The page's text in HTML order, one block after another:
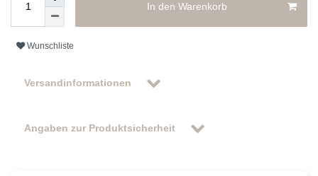
In den Warenkorb
Wunschliste
Versandinformationen
Angaben zur Produktsicherheit